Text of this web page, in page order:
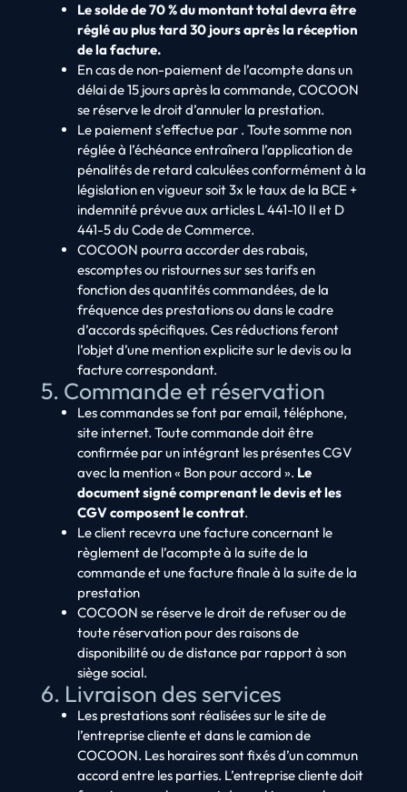
Le solde de 70 % du montant total devra être
réglé au plus tard 30 jours après la réception
de la facture.
En cas de non-paiement de l’acompte dans un
délai de 15 jours après la commande, COCOON
se réserve le droit d’annuler la prestation.
Le paiement s’effectue par . Toute somme non
réglée à l’échéance entraînera l’application de
pénalités de retard calculées conformément à la
législation en vigueur soit 3x le taux de la BCE +
indemnité prévue aux articles L 441-10 II et D
441-5 du Code de Commerce.
COCOON pourra accorder des rabais,
escomptes ou ristournes sur ses tarifs en
fonction des quantités commandées, de la
fréquence des prestations ou dans le cadre
d’accords spécifiques. Ces réductions feront
l’objet d’une mention explicite sur le devis ou la
facture correspondant.
5. Commande et réservation
Les commandes se font par email, téléphone,
site internet. Toute commande doit être
confirmée par un intégrant les présentes CGV
avec la mention « Bon pour accord ». Le
document signé comprenant le devis et les
CGV composent le contrat.
Le client recevra une facture concernant le
règlement de l’acompte à la suite de la
commande et une facture finale à la suite de la
prestation
COCOON se réserve le droit de refuser ou de
toute réservation pour des raisons de
disponibilité ou de distance par rapport à son
siège social.
6. Livraison des services
Les prestations sont réalisées sur le site de
l’entreprise cliente et dans le camion de
COCOON. Les horaires sont fixés d’un commun
accord entre les parties. L’entreprise cliente doit